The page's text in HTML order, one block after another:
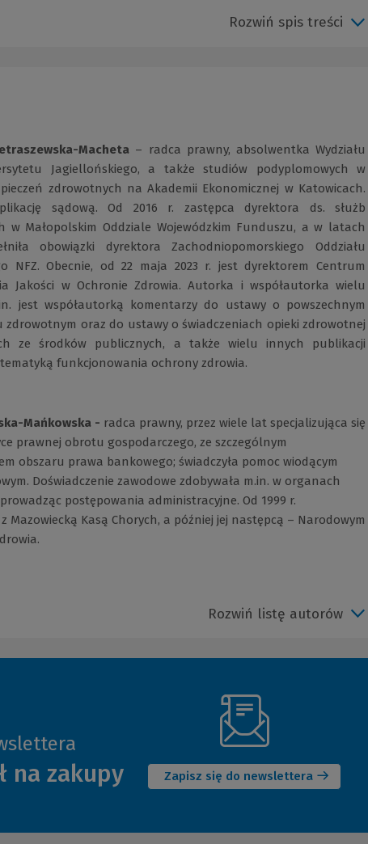
Rozwiń spis treści
Macheta – radca prawny, absolwentka Wydziału
Jagiellońskiego, a także studiów podyplomowych w
zdrowotnych na Akademii Ekonomicznej w Katowicach.
sądową. Od 2016 r. zastępca dyrektora ds. służb
w Małopolskim Oddziale Wojewódzkim Funduszu, a w latach
obowiązki dyrektora Zachodniopomorskiego Oddziału
NFZ. Obecnie, od 22 maja 2023 r. jest dyrektorem Centrum
Jakości w Ochronie Zdrowia. Autorka i współautorka wielu
jest współautorką komentarzy do ustawy o powszechnym
zdrowotnym oraz do ustawy o świadczeniach opieki zdrowotnej
ze środków publicznych, a także wielu innych publikacji
funkcjonowania ochrony zdrowia.
Mańkowska - radca prawny, przez wiele lat specjalizująca się
prawnej obrotu gospodarczego, ze szczególnym
obszaru prawa bankowego; świadczyła pomoc wiodącym
Doświadczenie zawodowe zdobywała m.in. w organach
postępowania administracyjne. Od 1999 r.
Mazowiecką Kasą Chorych, a później jej następcą – Narodowym
Rozwiń listę autorów
na zakupy Zapisz się do newslettera
okno)